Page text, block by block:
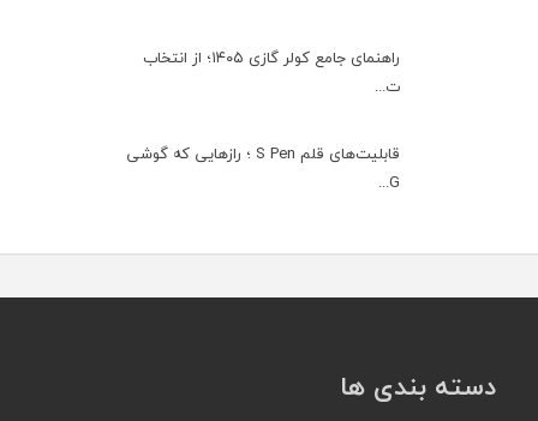
راهنمای جامع کولر گازی ۱۴۰۵؛ از انتخاب
ت...
قابلیت‌های قلم S Pen ؛ رازهایی که گوشی
G...
دسته بندی ها